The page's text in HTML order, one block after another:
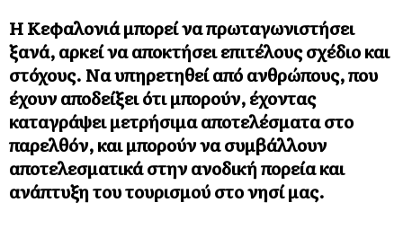
Η Κεφαλονιά μπορεί να πρωταγωνιστήσει
ξανά, αρκεί να αποκτήσει επιτέλους σχέδιο και
στόχους. Να υπηρετηθεί από ανθρώπους, που
έχουν αποδείξει ότι μπορούν, έχοντας
καταγράψει μετρήσιμα αποτελέσματα στο
παρελθόν, και μπορούν να συμβάλλουν
αποτελεσματικά στην ανοδική πορεία και
ανάπτυξη του τουρισμού στο νησί μας.